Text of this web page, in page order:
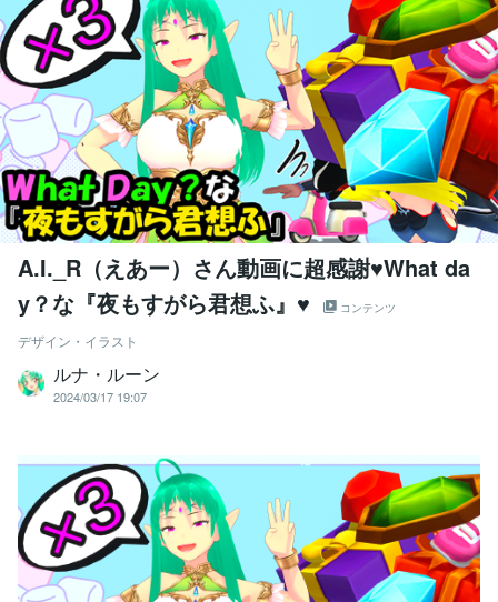
A.I._R（えあー）さん動画に超感謝♥What da
y？な『夜もすがら君想ふ』♥
コンテンツ
デザイン・イラスト
ルナ・ルーン
2024/03/17 19:07